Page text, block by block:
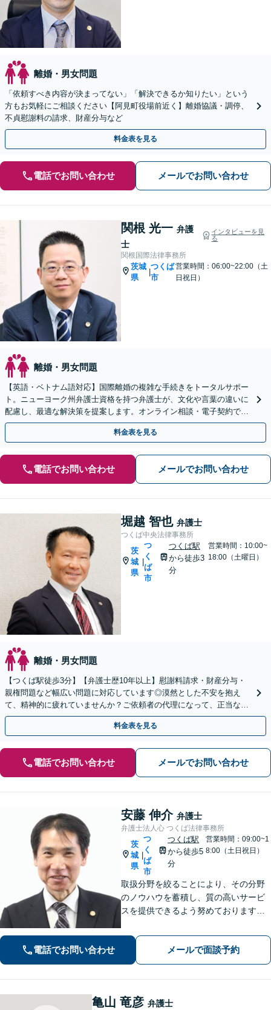
離婚・男女問題
「依頼すべき内容が決まってない」「解決できるか知りたい」という
方もお気軽にご相談ください【阿見町役場前近く】離婚協議・調停、
不貞慰謝料の請求、財産分与など
料金表を見る
電話でお問い合わせ メールでお問い合わせ
関根 光一 弁護
士
インタビューを見
る
関根国際法律事務所
茨城
県
|
つくば
市
営業時間：06:00~22:00（土
日祝日）
離婚・男女問題
【英語・ベトナム語対応】国際離婚の複雑な手続きをトータルサポー
ト。ニューヨーク州弁護士資格を持つ弁護士が、文化や言葉の違いに
配慮し、最適な解決策を提案します。オンライン相談・電子契約で迅
速に着手。まずはご相談ください。
料金表を見る
電話でお問い合わせ メールでお問い合わせ
堀越 智也 弁護士
つくば中央法律事務所
茨
城
県
つ
く
ば
市
つくば駅
から徒歩3
分
営業時間：10:00~
18:00（土曜日）
離婚・男女問題
【つくば駅徒歩3分】【弁護士歴10年以上】慰謝料請求・財産分与・
親権問題など幅広い問題に対応しています◎漠然とした不安を抱え
て、精神的に疲れていませんか？ご依頼者の代理になって、正当な権
利を主張します【夜間・休日の相談可能】
料金表を見る
電話でお問い合わせ メールでお問い合わせ
安藤 伸介 弁護士
弁護士法人心 つくば法律事務所
茨
城
県
つ
く
ば
市
つくば駅
から徒歩5
分
営業時間：09:00~1
8:00（土日祝日）
取扱分野を絞ることにより、その分野
のノウハウを蓄積し、質の高いサービ
スを提供できるよう努めております。
で、お困りの際はご相談ください。
電話でお問い合わせ メールで面談予約
亀山 竜彦 弁護士